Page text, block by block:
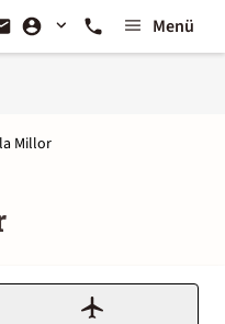
Menü
Millor